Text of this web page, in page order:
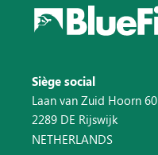
Siège social
Laan van Zuid Hoorn 60
2289 DE Rijswijk
NETHERLANDS